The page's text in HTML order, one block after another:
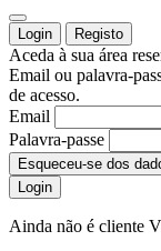
Login Registo
Aceda à sua área
Email ou palavra-
de acesso.
Email
Palavra-passe
Esqueceu-se dos
Login
Ainda não é cliente